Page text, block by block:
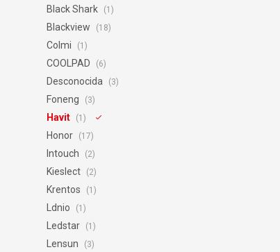
Black Shark (1)
Blackview (18)
Colmi (1)
COOLPAD (6)
Desconocida (3)
Foneng (3)
Havit (1)
Honor (17)
Intouch (2)
Kieslect (2)
Krentos (1)
Ldnio (1)
Ledstar (1)
Lensun (3)